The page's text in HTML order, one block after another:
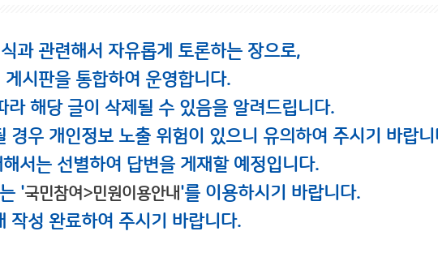
과 관련해서 자유롭게 토론하는 장으로,
시판을 통합하여 운영합니다.
해당 글이 삭제될 수 있음을 알려드립니다.
우 개인정보 노출 위험이 있으니 유의하여 주시기 바랍니
서는 선별하여 답변을 게재할 예정입니다.
'국민참여>민원이용안내'를 이용하시기 바랍니다.
작성 완료하여 주시기 바랍니다.